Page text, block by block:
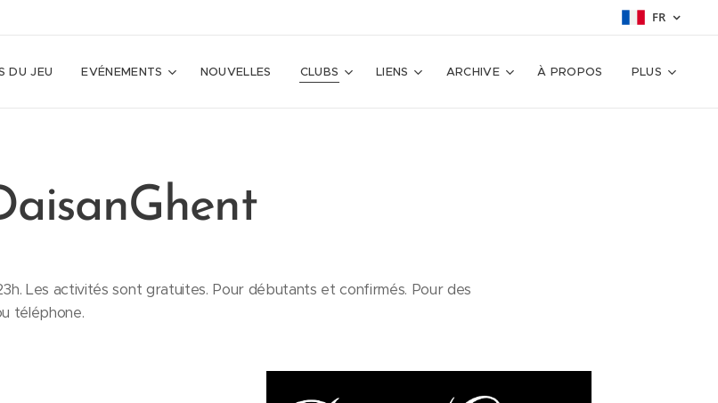
FR
DU JEU EVÉNEMENTS NOUVELLES CLUBS LIENS ARCHIVE À PROPOS PLUS
Les activités sont gratuites. Pour débutants et confirmés. Pour des
téléphone.